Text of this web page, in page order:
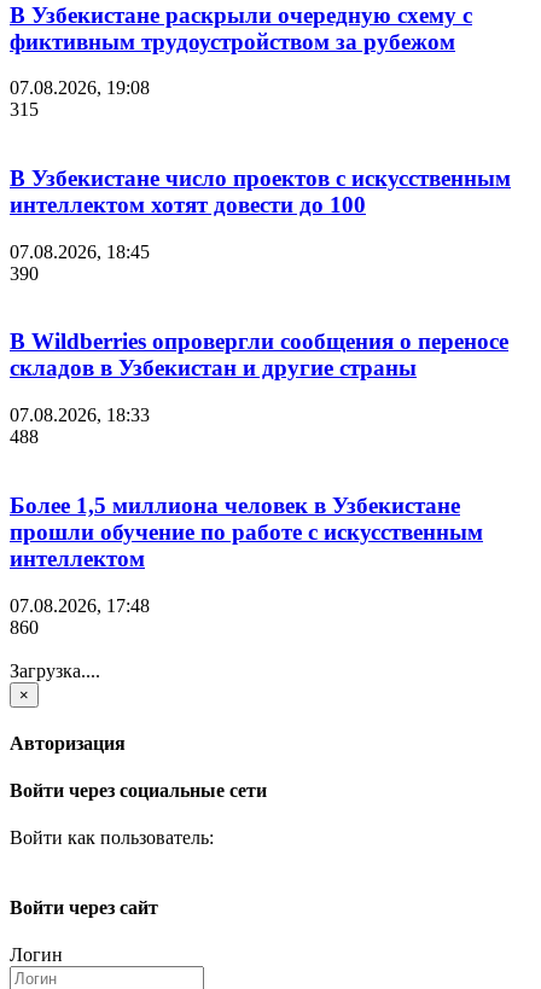
В Узбекистане раскрыли очередную схему с
фиктивным трудоустройством за рубежом
07.08.2026, 19:08
315
В Узбекистане число проектов с искусственным
интеллектом хотят довести до 100
07.08.2026, 18:45
390
В Wildberries опровергли сообщения о переносе
складов в Узбекистан и другие страны
07.08.2026, 18:33
488
Более 1,5 миллиона человек в Узбекистане
прошли обучение по работе с искусственным
интеллектом
07.08.2026, 17:48
860
Загрузка....
×
Авторизация
Войти через социальные сети
Войти как пользователь:
Войти через сайт
Логин